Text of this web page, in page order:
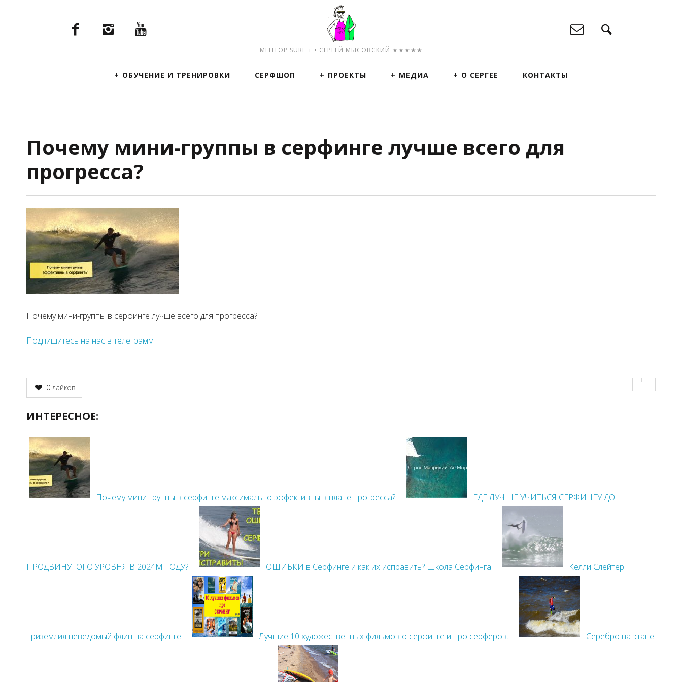
МЕНТОР SURF + • СЕРГЕЙ МЫСОВСКИЙ ★★★★★
ОБУЧЕНИЕ И ТРЕНИРОВКИ СЕРФШОП ПРОЕКТЫ МЕДИА О СЕРГЕЕ КОНТАКТЫ
Почему мини-группы в серфинге лучше всего для
прогресса?
Почему мини-группы в серфинге лучше всего для прогресса?
Подпишитесь на нас в телеграмм
0лайков
ИНТЕРЕСНОЕ:
Почему мини-группы в серфинге максимально эффективны в плане прогресса? ГДЕ ЛУЧШЕ УЧИТЬСЯ СЕРФИНГУ ДО
ПРОДВИНУТОГО УРОВНЯ В 2024М ГОДУ? ОШИБКИ в Серфинге и как их исправить? Школа Серфинга Келли Слейтер
приземлил неведомый флип на серфинге Лучшие 10 художественных фильмов о серфинге и про серферов. Серебро на этапе